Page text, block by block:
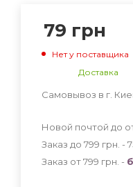
79 грн
Нет у поставщика
Доставка
Самовывоз в г.
Новой почтой до
Заказ до 799 грн. -
Заказ от 799 грн. -